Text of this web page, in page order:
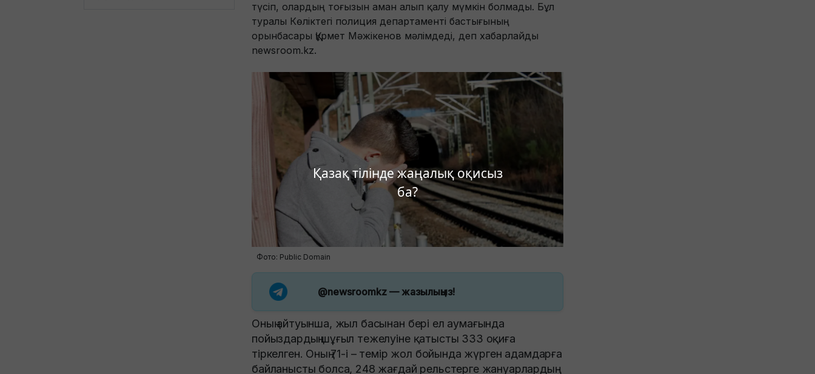
Қазақ тілінде жаңалық оқисыз
ба?
түсіп, олардың тоғызын аман алып қалу мүмкін болмады. Бұл
туралы Көліктегі полиция департаменті бастығының
орынбасары Құрмет Мәжікенов мәлімдеді, деп хабарлайды
newsroom.kz.
Фото: Public Domain
@newsroomkz— жазылыңыз!
Оның айтуынша, жыл басынан бері ел аумағында
пойыздардың шұғыл тежелуіне қатысты 333 оқиға
тіркелген. Оның 71-і – темір жол бойында жүрген адамдарға
байланысты болса, 248 жағдай рельстерге жануарлардың